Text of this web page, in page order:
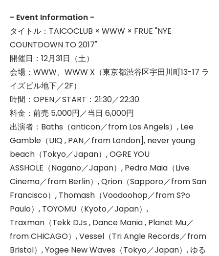
- Event Information -
タイトル：TAICOCLUB × WWW × FRUE "NYE
COUNTDOWN TO 2017"
開催日：12月31日（土）
会場：WWW、WWW X（東京都渋谷区宇田川町13-17 ラ
イズビル地下／2F）
時間：OPEN／START：21:30／22:30
料金：前売 5,000円／当日 6,000円
出演者：Baths（anticon／from Los Angels）, Lee
Gamble（UIQ , PAN／from London], never young
beach（Tokyo／Japan）, OGRE YOU
ASSHOLE（Nagano／Japan）, Pedro Maia（Live
Cinema／from Berlin）, Qrion（Sapporo／from San
Francisco）, Thomash（Voodoohop／from S?o
Paulo）, TOYOMU（Kyoto／Japan）,
Traxman（Tekk DJs , Dance Mania , Planet Mu／
from CHICAGO）, Vessel（Tri Angle Records／from
Bristol）, Yogee New Waves（Tokyo／Japan）, ゆる